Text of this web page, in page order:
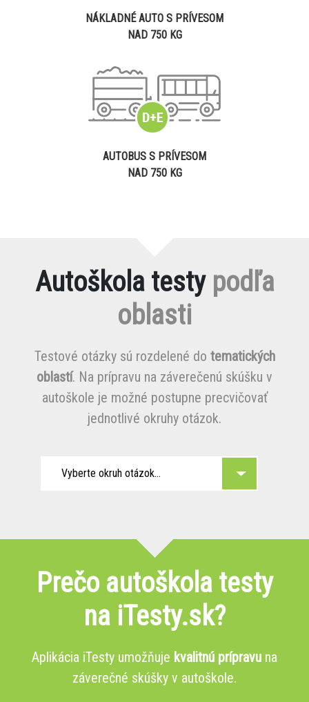
NÁKLADNÉ AUTO S PRÍVESOM
NAD 750 KG
AUTOBUS S PRÍVESOM
NAD 750 KG
Autoškola testy podľa
oblasti
Testové otázky sú rozdelené do tematických
oblastí. Na prípravu na záverečenú skúšku v
autoškole je možné postupne precvičovať
jednotlivé okruhy otázok.
Vyberte okruh otázok...
Prečo autoškola testy
na iTesty.sk?
Aplikácia iTesty umožňuje kvalitnú prípravu na
záverečné skúšky v autoškole.